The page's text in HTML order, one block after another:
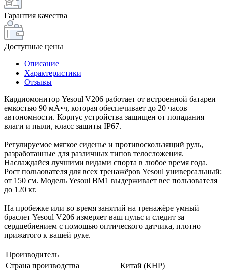
Гарантия качества
Доступные цены
Описание
Характеристики
Отзывы
Кардиомонитор Yesoul V206 работает от встроенной батареи
емкостью 90 мА•ч, которая обеспечивает до 20 часов
автономности. Корпус устройства защищен от попадания
влаги и пыли, класс защиты IP67.
Регулируемое мягкое сиденье и противоскользящий руль,
разработанные для различных типов телосложения.
Наслаждайся лучшими видами спорта в любое время года.
Рост пользователя для всех тренажёров Yesoul универсальный:
от 150 см. Модель Yesoul BM1 выдерживает вес пользователя
до 120 кг.
На пробежке или во время занятий на тренажёре умный
браслет Yesoul V206 измеряет ваш пульс и следит за
сердцебиением с помощью оптического датчика, плотно
прижатого к вашей руке.
Производитель
Страна производства
Китай (КНР)